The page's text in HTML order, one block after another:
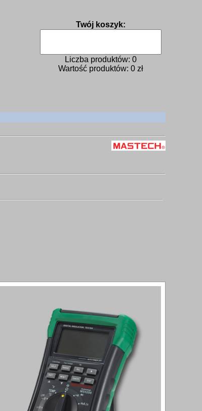
Twój koszyk:
Liczba produktów: 0
Wartość produktów: 0 zł